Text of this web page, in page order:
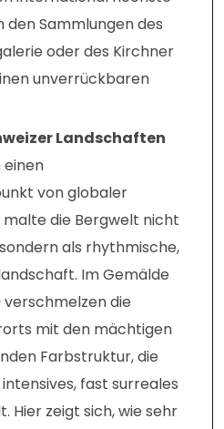
den Sammlungen des
oder des Kirchner
unverrückbaren
Landschaften
einen
von globaler
malte die Bergwelt nicht
als rhythmische,
Im Gemälde
verschmelzen die
mit den mächtigen
Farbstruktur, die
fast surreales
Hier zeigt sich, wie sehr